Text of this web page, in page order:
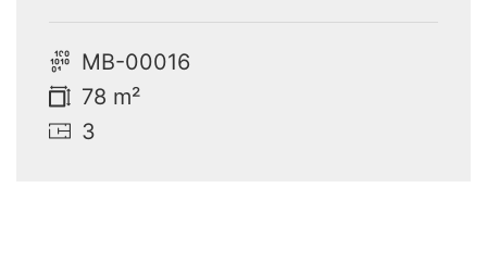
MB-00016
78 m²
3